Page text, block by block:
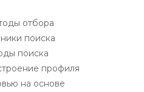
отбора
поиска
поиска
профиля
на основе